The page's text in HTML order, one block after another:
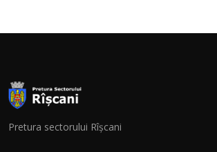
Pretura sectorului Rîșcani